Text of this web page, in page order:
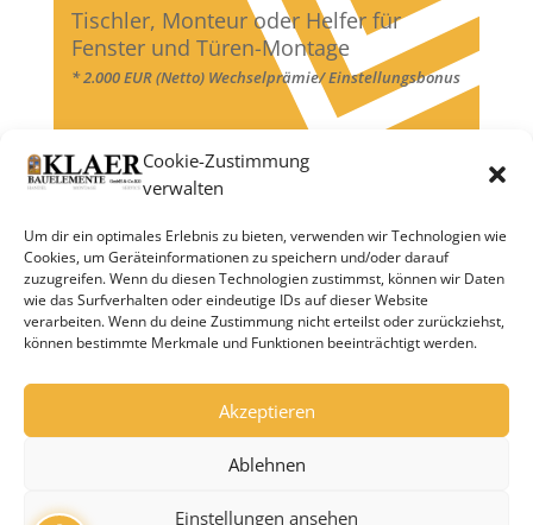
Cookie-Zustimmung
verwalten
Um dir ein optimales Erlebnis zu bieten, verwenden wir Technologien wie
Cookies, um Geräteinformationen zu speichern und/oder darauf
zuzugreifen. Wenn du diesen Technologien zustimmst, können wir Daten
wie das Surfverhalten oder eindeutige IDs auf dieser Website
verarbeiten. Wenn du deine Zustimmung nicht erteilst oder zurückziehst,
können bestimmte Merkmale und Funktionen beeinträchtigt werden.
Akzeptieren
Ablehnen
Einstellungen ansehen
Tischler, Monteur oder Helfer für
Fenster und Türen-Montage
* 2.000 EUR (Netto) Wechselprämie/ Einstellungsbonus
Unsere Partner: